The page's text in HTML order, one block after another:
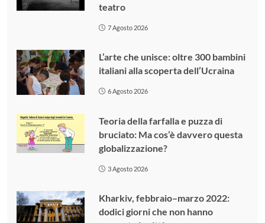
teatro
7 Agosto 2026
L’arte che unisce: oltre 300 bambini
italiani alla scoperta dell’Ucraina
6 Agosto 2026
Teoria della farfalla e puzza di
bruciato: Ma cos’è davvero questa
globalizzazione?
3 Agosto 2026
Kharkiv, febbraio–marzo 2022:
dodici giorni che non hanno